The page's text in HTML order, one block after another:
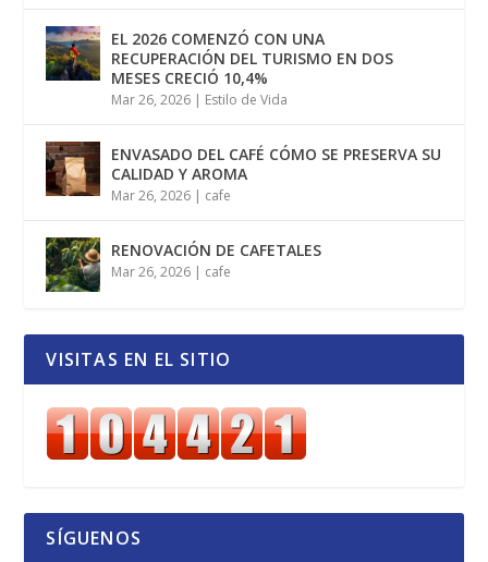
EL 2026 COMENZÓ CON UNA
RECUPERACIÓN DEL TURISMO EN DOS
MESES CRECIÓ 10,4%
Mar 26, 2026 | Estilo de Vida
ENVASADO DEL CAFÉ CÓMO SE PRESERVA SU
CALIDAD Y AROMA
Mar 26, 2026 | cafe
RENOVACIÓN DE CAFETALES
Mar 26, 2026 | cafe
VISITAS EN EL SITIO
SÍGUENOS